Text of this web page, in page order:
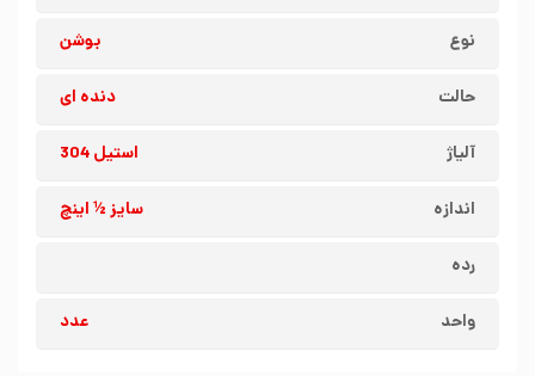
نوع بوشن
حالت دنده ای
آلیاژ استیل 304
اندازه سایز ½ اینچ
رده
واحد عدد